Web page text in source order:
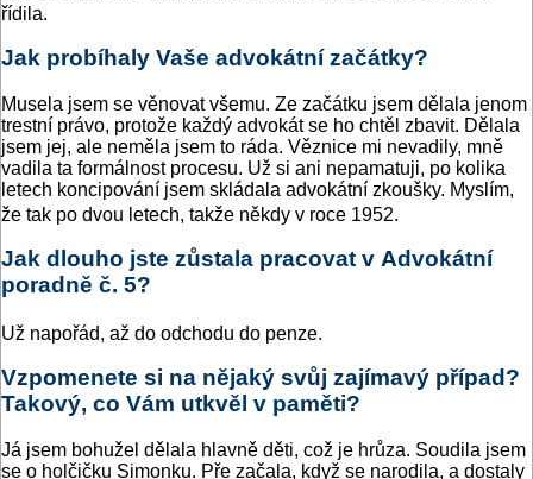
řídila.
Jak probíhaly Vaše advokátní začátky?
Musela jsem se věnovat všemu. Ze začátku jsem dělala jenom
trestní právo, protože každý advokát se ho chtěl zbavit. Dělala
jsem jej, ale neměla jsem to ráda. Věznice mi nevadily, mně
vadila ta formálnost procesu. Už si ani nepamatuji, po kolika
letech koncipování jsem skládala advokátní zkoušky. Myslím,
že tak po dvou letech, takže někdy v roce 1952.
Jak dlouho jste zůstala pracovat v Advokátní
poradně č. 5?
Už napořád, až do odchodu do penze.
Vzpomenete si na nějaký svůj zajímavý případ?
Takový, co Vám utkvěl v paměti?
Já jsem bohužel dělala hlavně děti, což je hrůza. Soudila jsem
se o holčičku Simonku. Pře začala, když se narodila, a dostaly